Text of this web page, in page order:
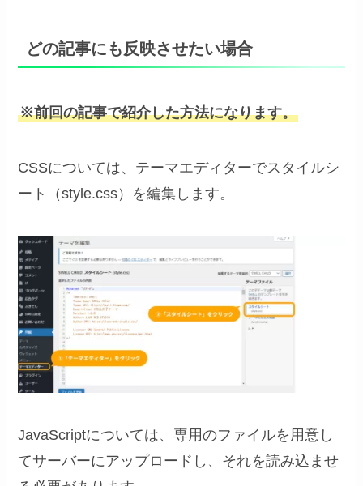
どの記事にも反映させたい場合
※前回の記事で紹介した方法になります。
CSSについては、テーマエディターでスタイルシ
ート（style.css）を編集します。
JavaScriptについては、専用のファイルを用意し
てサーバーにアップロードし、それを読み込ませ